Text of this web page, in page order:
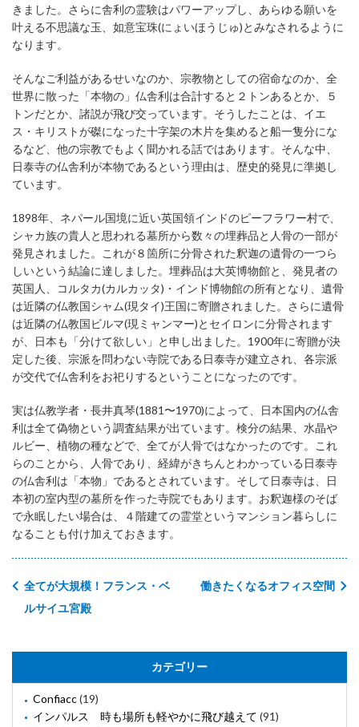
きました。さらに舎利の霊験はパワーアップし、あらゆる願いを
叶える不思議な玉、如意宝珠(にょいほうじゅ)とみなされるように
なります。
そんなご利益があるせいなのか、宗教物としての宿命なのか、全
世界に散った「本物の」仏舎利は合計すると２トンあるとか、５
トンだとか、諸説が飛び交っています。そうしたことは、イエ
ス・キリストが磔になった十字架の木片を集めると船一隻分にな
るなど、他の宗教でもよく聞かれる話ではあります。そんな中、
日泰寺の仏舎利が本物であるという理由は、歴史的発見に準拠し
ています。
1898年、ネパール国境に近い英国領インドのピーフラワー村で、
シャカ族の貴人と思われる墓所から数々の埋葬品と人骨の一部が
発見されました。これが８箇所に分骨された釈迦の遺骨の一つら
しいという結論に達しました。埋葬品は大英博物館と、発見者の
英国人、コルタカ(カルカッタ)・インド博物館の所有となり、遺骨
は近隣の仏教国シャム(現タイ)王国に寄贈されました。さらに遺骨
は近隣の仏教国ビルマ(現ミャンマー)とセイロンに分骨されます
が、日本も「分けて欲しい」と申し出ました。1900年に寄贈が決
定した後、宗派を問わない寺院である日泰寺が建立され、各宗派
が交代で仏舎利をお祀りするということになったのです。
実は仏教学者・長井真琴(1881〜1970)によって、日本国内の仏舎
利は全て偽物という調査結果が出ています。検分の結果、水晶や
ルビー、植物の種などで、全てが人骨ではなかったのです。これ
らのことから、人骨であり、経緯がきちんとわかっている日泰寺
の仏舎利は「本物」であるとされています。そして日泰寺は、日
本初の室内型の墓所を作った寺院でもあります。お釈迦様のそば
で永眠したい場合は、４階建ての霊堂というマンション暮らしに
なることも付け加えておきます。
働きたくなるオフィス空間
全てが大規模！フランス・ベ
ルサイユ宮殿
カテゴリー
Confiacc(19)
インパルス 時も場所も軽やかに飛び越えて (91)